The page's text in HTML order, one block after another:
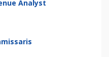
Analyst